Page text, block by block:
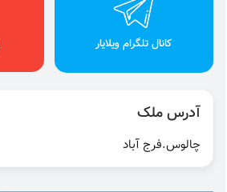
کانال تلگرام ویلایار
آدرس ملک
چالوس.فرج آباد